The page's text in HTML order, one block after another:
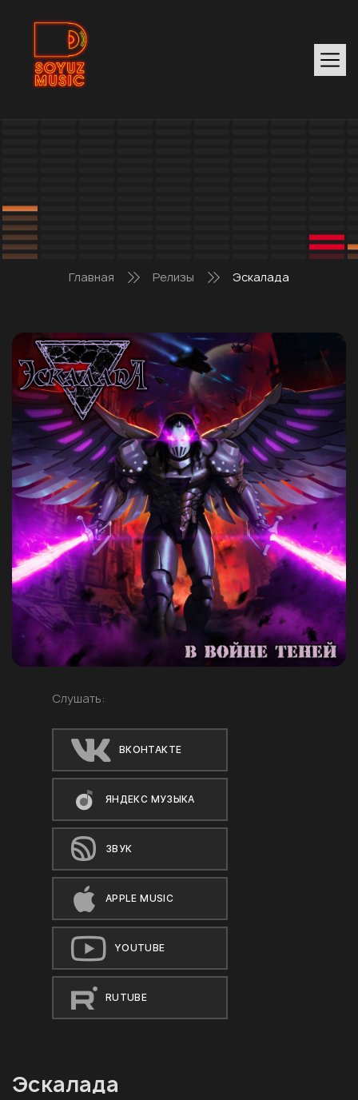
Главная Релизы Эскалада
Слушать:
ВКОНТАКТЕ
ЯНДЕКС МУЗЫКА
ЗВУК
APPLE MUSIC
YOUTUBE
RUTUBE
Эскалада